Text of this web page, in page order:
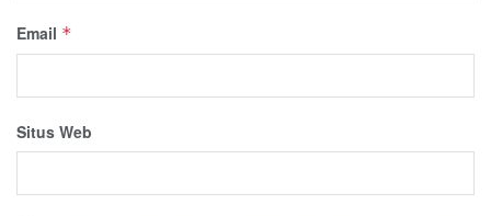
Email *
Situs Web